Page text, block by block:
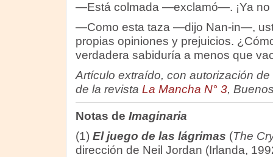
—Está colmada —exclamó—. ¡Ya no
—Como esta taza —dijo Nan-in—,
propias opiniones y prejuicios.
verdadera sabiduría a menos que
Artículo extraído, con autorización
de la revista La Mancha N° 3,
Notas de Imaginaria
(1) El juego de las lágrimas (The
dirección de Neil Jordan (Irlanda,